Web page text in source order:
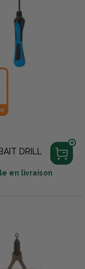
DRILL
en livraison